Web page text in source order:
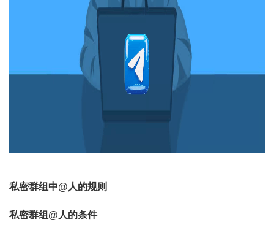
私密群组中@人的规则
私密群组@人的条件